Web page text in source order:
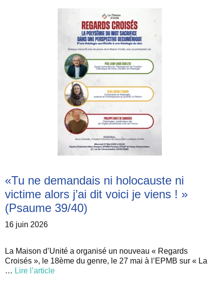
«Tu ne demandais ni holocauste ni
victime alors j’ai dit voici je viens ! »
(Psaume 39/40)
16 juin 2026
La Maison d’Unité a organisé un nouveau « Regards
Croisés », le 18ème du genre, le 27 mai à l’EPMB sur « La
… Lire l’article